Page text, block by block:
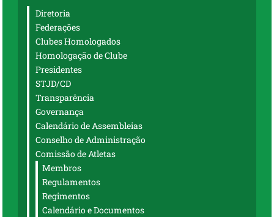
Diretoria
Federações
Clubes Homologados
Homologação de Clube
Presidentes
STJD/CD
Transparência
Governança
Calendário de Assembleias
Conselho de Administração
Comissão de Atletas
Membros
Regulamentos
Regimentos
Calendário e Documentos